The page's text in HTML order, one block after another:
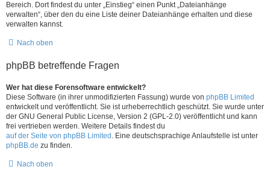
Bereich. Dort findest du unter „Einstieg“ einen Punkt „Dateianhänge
verwalten“, über den du eine Liste deiner Dateianhänge erhalten und diese
verwalten kannst.
Nach oben
phpBB betreffende Fragen
Wer hat diese Forensoftware entwickelt?
Diese Software (in ihrer unmodifizierten Fassung) wurde von phpBB Limited
entwickelt und veröffentlicht. Sie ist urheberrechtlich geschützt. Sie wurde unter
der GNU General Public License, Version 2 (GPL-2.0) veröffentlicht und kann
frei vertrieben werden. Weitere Details findest du
auf der Seite von phpBB Limited . Eine deutschsprachige Anlaufstelle ist unter
phpBB.de zu finden.
Nach oben